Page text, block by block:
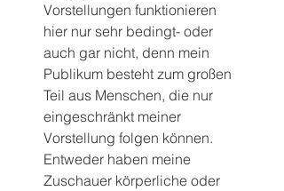
Vorstellungen funktionieren
hier nur sehr bedingt- oder
auch gar nicht, denn mein
Publikum besteht zum großen
Teil aus Menschen, die nur
eingeschränkt meiner
Vorstellung folgen können.
Entweder haben meine
Zuschauer körperliche oder